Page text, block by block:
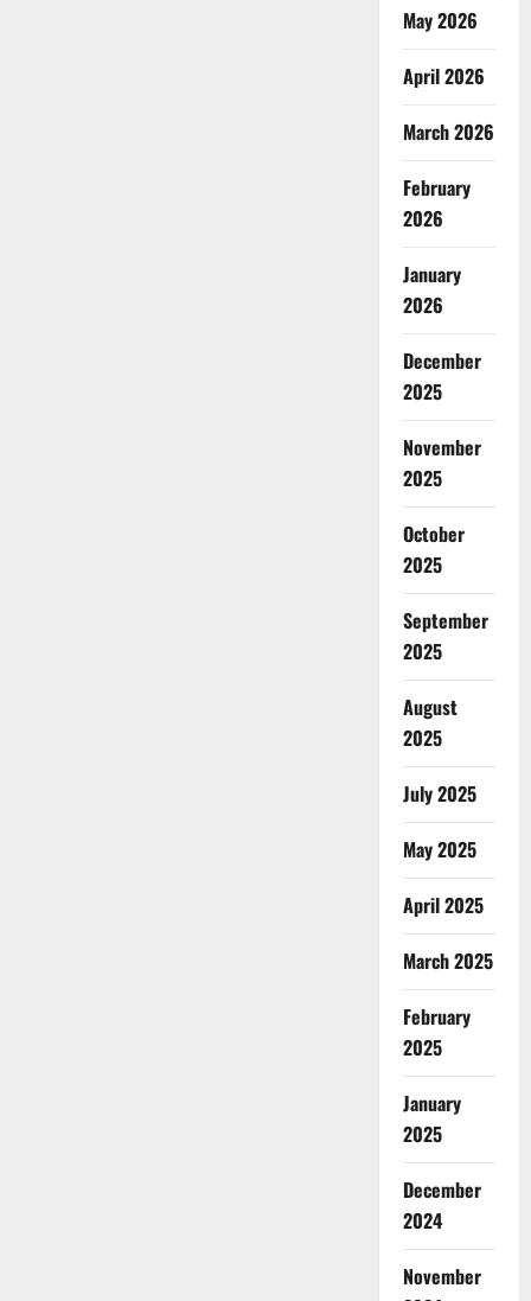
May 2026
April 2026
March 2026
February
2026
January
2026
December
2025
November
2025
October
2025
September
2025
August
2025
July 2025
May 2025
April 2025
March 2025
February
2025
January
2025
December
2024
November